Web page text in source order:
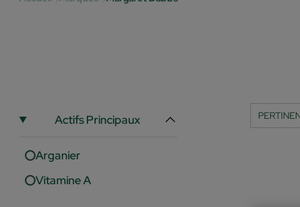
Actifs Principaux
Arganier
Vitamine A